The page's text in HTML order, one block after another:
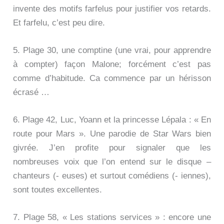
invente des motifs farfelus pour justifier vos retards.
Et farfelu, c’est peu dire.
5. Plage 30, une comptine (une vrai, pour apprendre
à compter) façon Malone; forcément c’est pas
comme d’habitude. Ca commence par un hérisson
écrasé …
6. Plage 42, Luc, Yoann et la princesse Lépala : « En
route pour Mars ». Une parodie de Star Wars bien
givrée. J’en profite pour signaler que les
nombreuses voix que l’on entend sur le disque –
chanteurs (- euses) et surtout comédiens (- iennes),
sont toutes excellentes.
7. Plage 58, « Les stations services » : encore une